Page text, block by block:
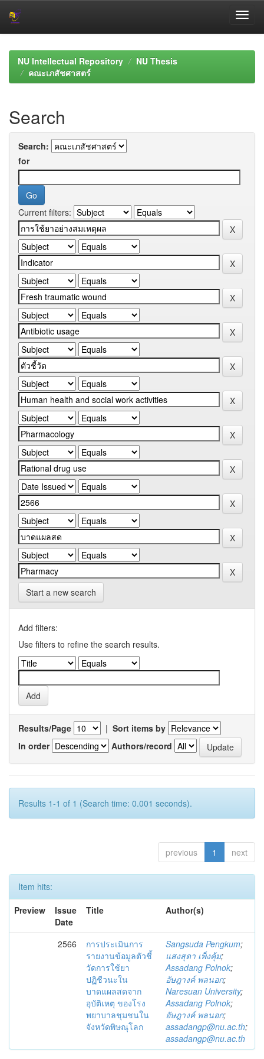
navigationNU Intellectual Repository
NU Thesis
คณะเภสัชศาสตร์
Search
Search:
for
Current filters:
Start a new search
Add filters:
Use filters to refine the search results.
Results/Page | Sort items by
In order
Authors/record
Results 1-1 of 1 (Search time: 0.001 seconds).
previous 1 next
Item hits:
Preview
Issue
Date
Title Author(s)
2566
การประเมินการ
รายงานข้อมูลตัวชี้
วัดการใช้ยา
ปฏิชีวนะใน
บาดแผลสดจาก
อุบัติเหตุ ของโรง
พยาบาลชุมชนใน
จังหวัดพิษณุโลก
Sangsuda Pengkum;
แสงสุดา เพ็งคุ้ม;
Assadang Polnok;
อัษฎางค์ พลนอก;
Naresuan University;
Assadang Polnok;
อัษฎางค์ พลนอก;
assadangp@nu.ac.th;
assadangp@nu.ac.th